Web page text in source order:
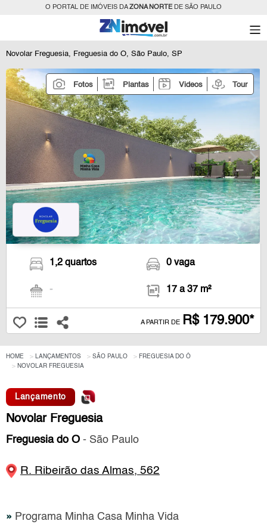
O PORTAL DE IMÓVEIS DAZONA NORTEDE SÃO PAULO
Novolar Freguesia, Freguesia do Ó, São Paulo, SP
Fotos Plantas Videos Tour
1,2 quartos
-
0 vaga
17 a 37 m²
A PARTIR DE R$ 179.900*
HOME LANÇAMENTOS SÃO PAULO
FREGUESIA DO Ó
NOVOLAR FREGUESIA
Lançamento
Novolar Freguesia
Freguesia do Ó - São Paulo
R. Ribeirão das Almas, 562
» Programa Minha Casa Minha Vida